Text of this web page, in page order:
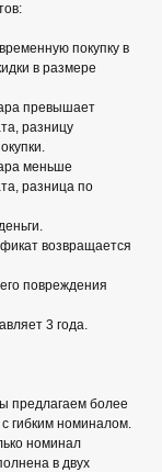
покупку в
в размере
превышает
разницу
меньше
разница по
возвращается
повреждения
3 года.
предлагаем более
гибким номиналом.
номинал
в двух